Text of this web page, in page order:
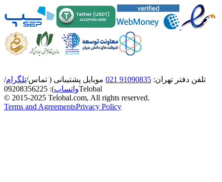
تلفن دفتر تهران: 91090835 021 موبایل پشتیبانی ( تماس/تلگرام/
واتساپ):
09208356225
Telobal
© 2015-2025 Telobal.com, All rights reserved.
Terms and AgreementsPrivacy Policy